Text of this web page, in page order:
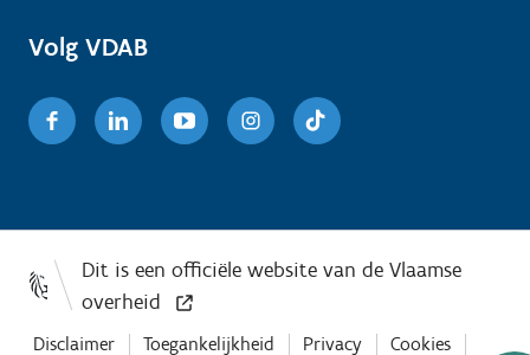
Volg VDAB
FacebookLinkedinYoutubeInstagram
Disclaimer Toegankelijkheid Privacy Cookies